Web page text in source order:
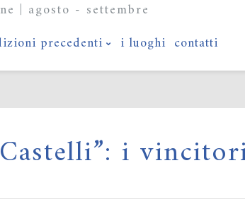
| agosto - settembre
precedenti i luoghi contatti
i